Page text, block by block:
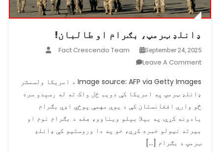
ډانلډ ټرمپ، بګرام او طالبان!
September 24, 2025
Fact Crescendo Team
Leave A Comment
ټرمپ،
بګرام
او
طالبان!
Image source: AFP via Getty Images د امریکا ولسمشر
ډانلډ ټرمپ په امریکا کې دویم ځل واک ته له رسېدو سره
څو وارې افغانستان کې د یوې مهمې پوځي اډې بګرام
یادونه کړې. په بېلا بېلو ویناوو، هغه د بګرام نوم او
بیرته نیولو خبره کړې، خو په دا وروستیو کې ډانلډ
ټرمپ د بګرام […]